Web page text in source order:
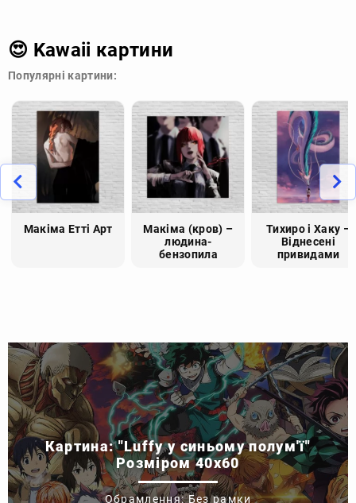
😍 Kawaii картини
Популярні картини:
Макіма Етті Арт
Макіма (кров) –
людина-
бензопила
Тихиро і Хаку –
Віднесені
привидами
Картина: "Luffy у синьому полум'ї"
Розміром 40x60
Обрамлення: Без рамки